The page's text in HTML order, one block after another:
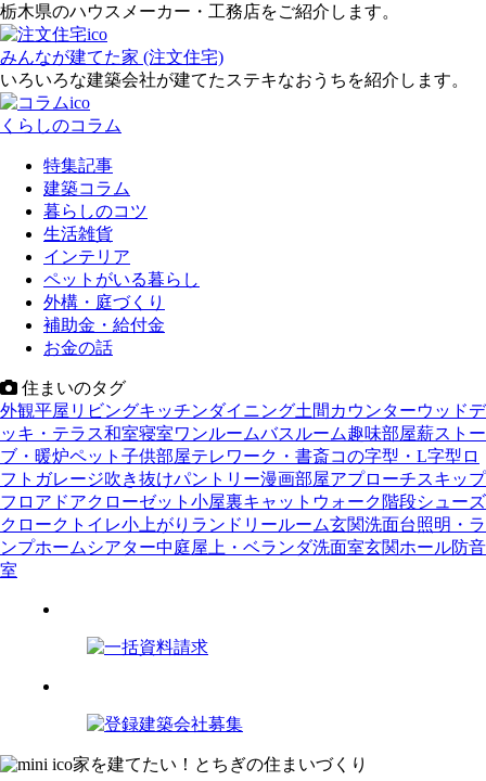
栃木県のハウスメーカー・工務店をご紹介します。
みんなが建てた家 (注文住宅)
いろいろな建築会社が建てたステキなおうちを紹介します。
くらしのコラム
特集記事
建築コラム
暮らしのコツ
生活雑貨
インテリア
ペットがいる暮らし
外構・庭づくり
補助金・給付金
お金の話
住まいのタグ
外観平屋 リビングキッチンダイニング土間 カウンターウッドデ
ッキ・テラス和室寝室ワンルームバスルーム趣味部屋薪ストー
ブ・暖炉ペット 子供部屋テレワーク・書斎コの字型・L字型 ロ
フト ガレージ吹き抜けパントリー漫画部屋アプローチスキップ
フロア ドアクローゼット 小屋裏キャットウォーク 階段シューズ
クローク トイレ小上がり ランドリールーム玄関洗面台照明・ラ
ンプホームシアター中庭屋上・ベランダ洗面室玄関ホール防音
室
家を建てたい！とちぎの住まいづくり